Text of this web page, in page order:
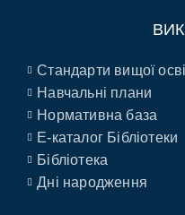
Стандарти вищої
Навчальні плани
Нормативна база
E-каталог Бібліотеки
Бібліотека
Дні народження